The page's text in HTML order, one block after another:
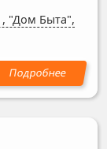
, "Дом Быта",